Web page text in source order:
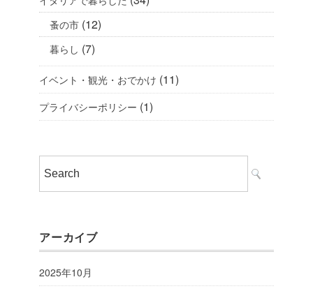
蚤の市 (12)
暮らし (7)
イベント・観光・おでかけ (11)
プライバシーポリシー (1)
アーカイブ
2025年10月